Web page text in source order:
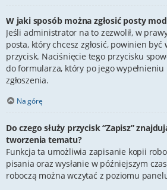
W jaki sposób można zgłosić posty
Jeśli administrator na to zezwolił, w
posta, który chcesz zgłosić, powinien
przycisk. Naciśnięcie tego przycisku
do formularza, który po jego wypełnieniu
zgłoszenia.
Na górę
Do czego służy przycisk “Zapisz”
tworzenia tematu?
Funkcja ta umożliwia zapisanie kopii
pisania oraz wysłanie w późniejszym
roboczą można wczytać z poziomu